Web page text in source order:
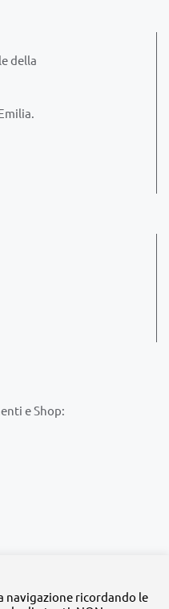
della
e Shop:
navigazione ricordando le